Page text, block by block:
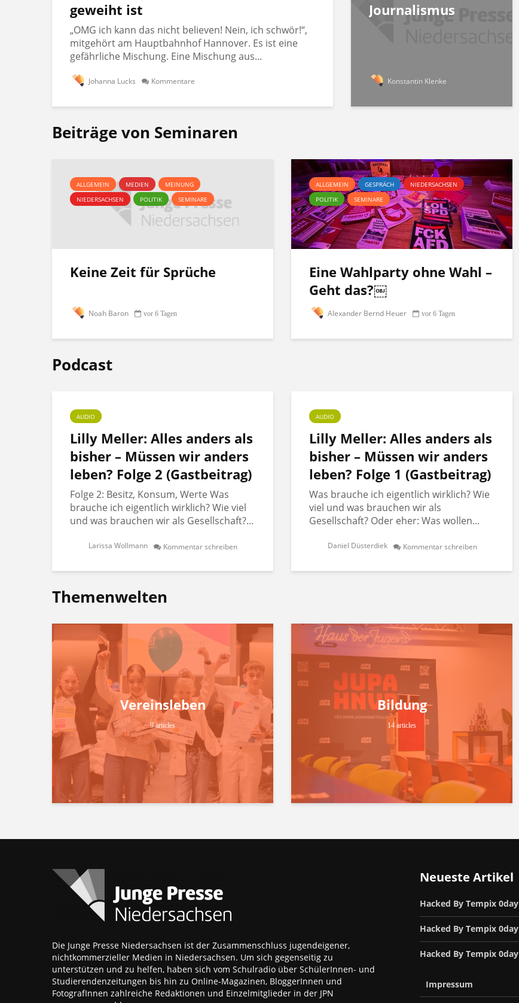
geweiht ist
„OMG ich kann das nicht believen! Nein, ich schwör!“,
mitgehört am Hauptbahnhof Hannover. Es ist eine
gefährliche Mischung. Eine Mischung aus...
Johanna Lucks Kommentare
Journalismus
Konstantin Klenke
Beiträge von Seminaren
ALLGEMEIN MEDIEN
MEINUNG
NIEDERSACHSEN
POLITIK SEMINARE
Keine Zeit für Sprüche
Noah Baron vor 6 Tagen
ALLGEMEIN GESPRÄCH
NIEDERSACHSEN
POLITIK
SEMINARE
Eine Wahlparty ohne Wahl –
Geht das?￼
Alexander Bernd Heuer vor 6 Tagen
Podcast
AUDIO
Lilly Meller: Alles anders als
bisher – Müssen wir anders
leben? Folge 2 (Gastbeitrag)
Folge 2: Besitz, Konsum, Werte Was
brauche ich eigentlich wirklich? Wie viel
und was brauchen wir als Gesellschaft?...
Larissa Wollmann Kommentar schreiben
AUDIO
Lilly Meller: Alles anders als
bisher – Müssen wir anders
leben? Folge 1 (Gastbeitrag)
Was brauche ich eigentlich wirklich? Wie
viel und was brauchen wir als
Gesellschaft? Oder eher: Was wollen...
Daniel Düsterdiek Kommentar schreiben
Themenwelten
Vereinsleben
9 articles
Bildung
14 articles
Die Junge Presse Niedersachsen ist der Zusammenschluss jugendeigener,
nichtkommerzieller Medien in Niedersachsen. Um sich gegenseitig zu
unterstützen und zu helfen, haben sich vom Schulradio über SchülerInnen- und
Studierendenzeitungen bis hin zu Online-Magazinen, BloggerInnen und
FotografInnen zahlreiche Redaktionen und Einzelmitglieder in der JPN
Neueste Artikel
Hacked By Tempix 0day
Hacked By Tempix 0day
Hacked By Tempix 0day
Impressum